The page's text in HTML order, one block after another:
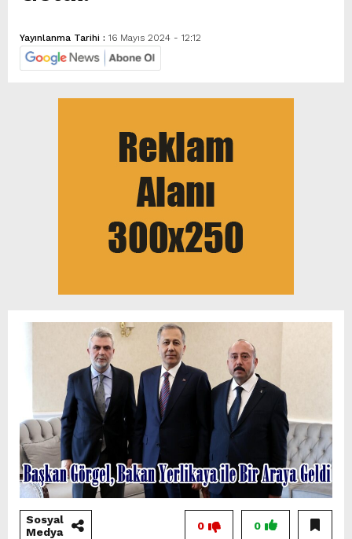
Yayınlanma Tarihi : 16 Mayıs 2024 - 12:12
Sosyal
Medya
0
0